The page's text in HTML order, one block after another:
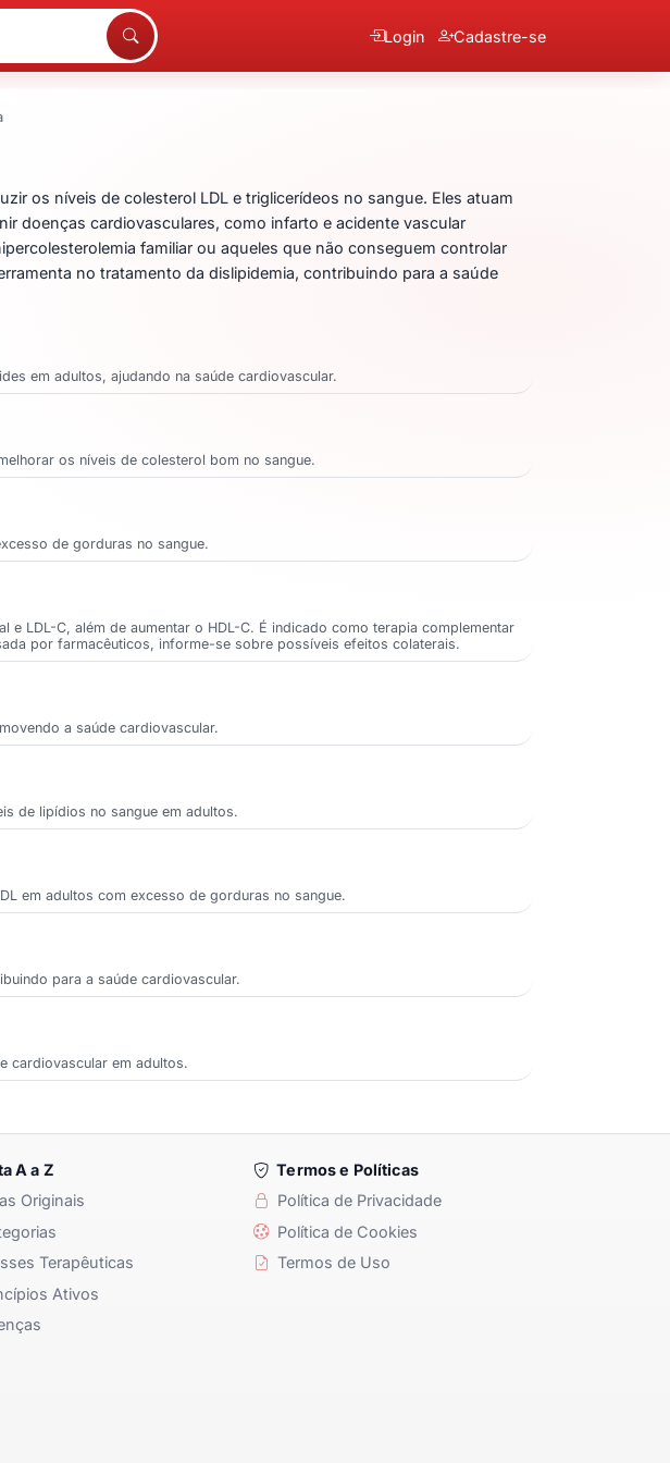
Login Cadastre-se
Cálcica
os níveis de colesterol LDL e triglicerídeos no sangue. Eles atuam
doenças cardiovasculares, como infarto e acidente vascular
familiar ou aqueles que não conseguem controlar
no tratamento da dislipidemia, contribuindo para a saúde
em adultos, ajudando na saúde cardiovascular.
os níveis de colesterol bom no sangue.
de gorduras no sangue.
LDL-C, além de aumentar o HDL-C. É indicado como terapia complementar
por farmacêuticos, informe-se sobre possíveis efeitos colaterais.
a saúde cardiovascular.
de lipídios no sangue em adultos.
em adultos com excesso de gorduras no sangue.
para a saúde cardiovascular.
cardiovascular em adultos.
A a Z
Originais
Terapêuticas
Ativos
Termos e Políticas
Política de Privacidade
Política de Cookies
Termos de Uso